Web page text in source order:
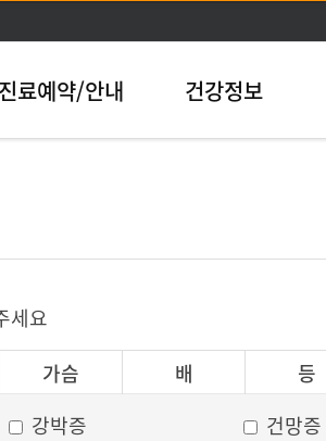
본문바로가기
진료예약/안내 건강정보
세요
가슴 배 등
강박증 건망증